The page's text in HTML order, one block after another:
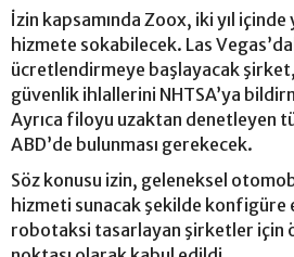
İzin kapsamında Zoox, iki yıl
hizmete sokabilecek. Las
ücretlendirmeye başlayacak
güvenlik ihlallerini NHTSA’ya
Ayrıca filoyu uzaktan denetleyen
ABD’de bulunması gerekecek.
Söz konusu izin, geleneksel
hizmeti sunacak şekilde konfigüre
robotaksi tasarlayan şirketler için